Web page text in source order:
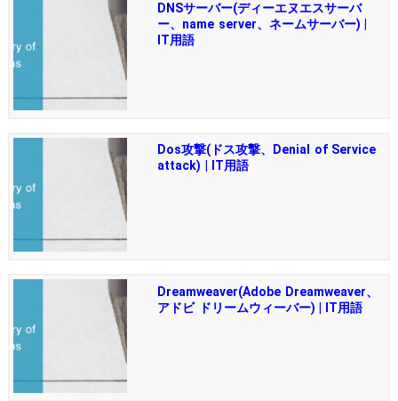
DNSサーバー(ディーエヌエスサーバ
ー、name server、ネームサーバー) |
IT用語
Dos攻撃(ドス攻撃、Denial of Service
attack) | IT用語
Dreamweaver(Adobe Dreamweaver、
アドビ ドリームウィーバー) | IT用語